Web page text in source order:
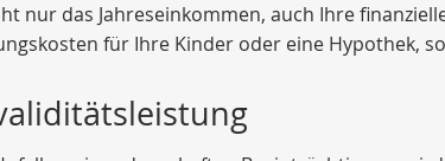
nur das Jahreseinkommen, auch Ihre
für Ihre Kinder oder eine Hypothek,